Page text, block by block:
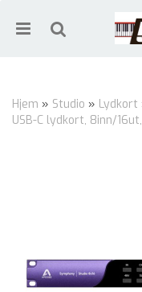
Hjem » Studio » Lydkort
USB-C lydkort, 8inn/